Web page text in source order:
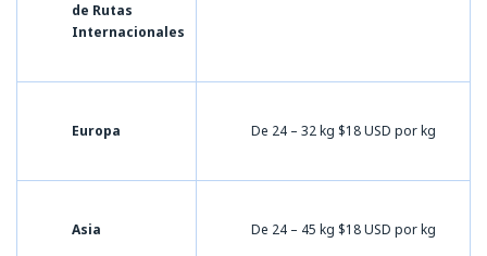
de Rutas
Internacionales
Europa De 24 – 32 kg $18 USD por kg
Asia De 24 – 45 kg $18 USD por kg